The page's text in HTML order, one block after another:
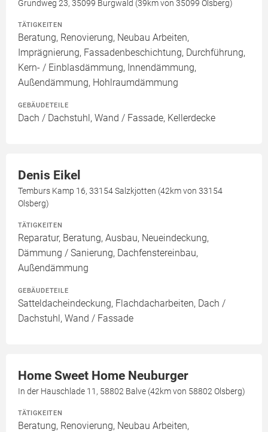
Grundweg 23, 35099 Burgwald (39km von 35099 Olsberg)
TÄTIGKEITEN
Beratung, Renovierung, Neubau Arbeiten,
Imprägnierung, Fassadenbeschichtung, Durchführung,
Kern- / Einblasdämmung, Innendämmung,
Außendämmung, Hohlraumdämmung
GEBÄUDETEILE
Dach / Dachstuhl, Wand / Fassade, Kellerdecke
Denis Eikel
Temburs Kamp 16, 33154 Salzkjotten (42km von 33154
Olsberg)
TÄTIGKEITEN
Reparatur, Beratung, Ausbau, Neueindeckung,
Dämmung / Sanierung, Dachfenstereinbau,
Außendämmung
GEBÄUDETEILE
Satteldacheindeckung, Flachdacharbeiten, Dach /
Dachstuhl, Wand / Fassade
Home Sweet Home Neuburger
In der Hauschlade 11, 58802 Balve (42km von 58802 Olsberg)
TÄTIGKEITEN
Beratung, Renovierung, Neubau Arbeiten,